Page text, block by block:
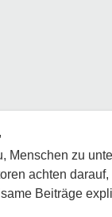
,
Menschen zu
achten
Beiträge